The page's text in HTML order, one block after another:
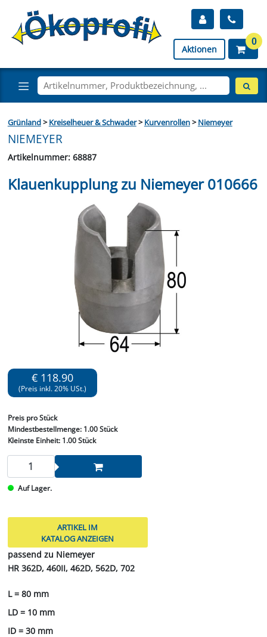
Aktionen
0
Grünland>Kreiselheuer & Schwader>Kurvenrollen>Niemeyer
NIEMEYER
Artikelnummer: 68887
Klauenkupplung zu Niemeyer 010666
€ 118.90
(Preis inkl. 20% USt.)
Preis pro Stück
Mindestbestellmenge: 1.00 Stück
Kleinste Einheit:1.00 Stück
Auf Lager.
ARTIKEL IM
KATALOG ANZEIGEN
passend zu Niemeyer
HR 362D, 460II, 462D, 562D, 702
L = 80 mm
LD = 10 mm
ID = 30 mm